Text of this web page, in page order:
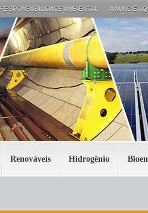
RESPONSABILIDADE AMBIENTAL ANUNCIE
Renováveis Hidrogênio